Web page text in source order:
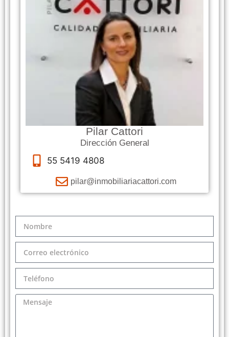
Pilar Cattori
Dirección General
55 5419 4808
pilar@inmobiliariacattori.com